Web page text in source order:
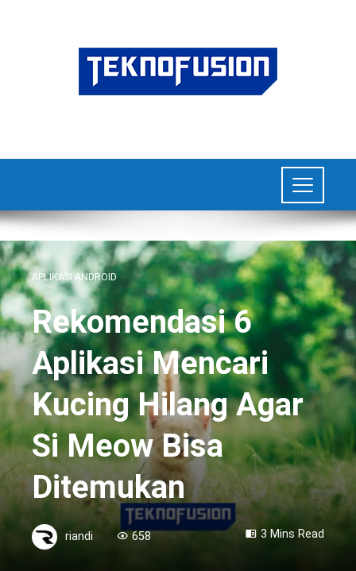
APLIKASI ANDROID
Rekomendasi 6
Aplikasi Mencari
Kucing Hilang Agar
Si Meow Bisa
Ditemukan
riandi 658 3 Mins Read